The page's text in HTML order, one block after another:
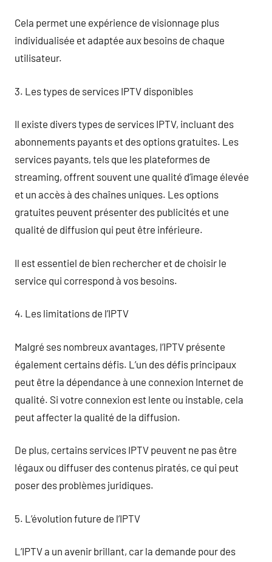
Cela permet une expérience de visionnage plus
individualisée et adaptée aux besoins de chaque
utilisateur.
3. Les types de services IPTV disponibles
Il existe divers types de services IPTV, incluant des
abonnements payants et des options gratuites. Les
services payants, tels que les plateformes de
streaming, offrent souvent une qualité d’image élevée
et un accès à des chaînes uniques. Les options
gratuites peuvent présenter des publicités et une
qualité de diffusion qui peut être inférieure.
Il est essentiel de bien rechercher et de choisir le
service qui correspond à vos besoins.
4. Les limitations de l’IPTV
Malgré ses nombreux avantages, l’IPTV présente
également certains défis. L’un des défis principaux
peut être la dépendance à une connexion Internet de
qualité. Si votre connexion est lente ou instable, cela
peut affecter la qualité de la diffusion.
De plus, certains services IPTV peuvent ne pas être
légaux ou diffuser des contenus piratés, ce qui peut
poser des problèmes juridiques.
5. L’évolution future de l’IPTV
L’IPTV a un avenir brillant, car la demande pour des